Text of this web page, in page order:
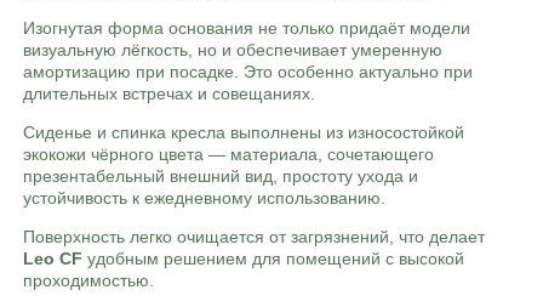
Изогнутая форма основания не только придаёт модели
визуальную лёгкость, но и обеспечивает умеренную
амортизацию при посадке. Это особенно актуально при
длительных встречах и совещаниях.
Сиденье и спинка кресла выполнены из износостойкой
экокожи чёрного цвета — материала, сочетающего
презентабельный внешний вид, простоту ухода и
устойчивость к ежедневному использованию.
Поверхность легко очищается от загрязнений, что делает
Leo CF удобным решением для помещений с высокой
проходимостью.